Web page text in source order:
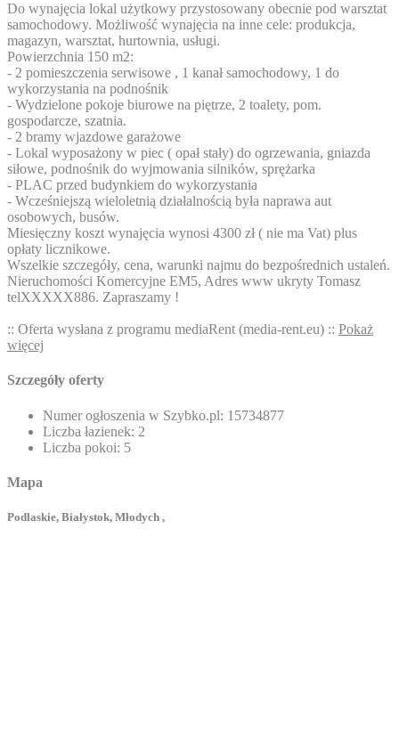
Do wynajęcia lokal użytkowy przystosowany obecnie pod warsztat
samochodowy. Możliwość wynajęcia na inne cele: produkcja,
magazyn, warsztat, hurtownia, usługi.
Powierzchnia 150 m2:
- 2 pomieszczenia serwisowe , 1 kanał samochodowy, 1 do
wykorzystania na podnośnik
- Wydzielone pokoje biurowe na piętrze, 2 toalety, pom.
gospodarcze, szatnia.
- 2 bramy wjazdowe garażowe
- Lokal wyposażony w piec ( opał stały) do ogrzewania, gniazda
siłowe, podnośnik do wyjmowania silników, sprężarka
- PLAC przed budynkiem do wykorzystania
- Wcześniejszą wieloletnią działalnością była naprawa aut
osobowych, busów.
Miesięczny koszt wynajęcia wynosi 4300 zł ( nie ma Vat) plus
opłaty licznikowe.
Wszelkie szczegóły, cena, warunki najmu do bezpośrednich ustaleń.
Nieruchomości Komercyjne EM5, Adres www ukryty Tomasz
telXXXXX886. Zapraszamy !
:: Oferta wysłana z programu mediaRent (media-rent.eu) :: Pokaż
więcej
Szczegóły oferty
Numer ogłoszenia w Szybko.pl: 15734877
Liczba łazienek: 2
Liczba pokoi: 5
Mapa
Podlaskie, Białystok, Młodych ,